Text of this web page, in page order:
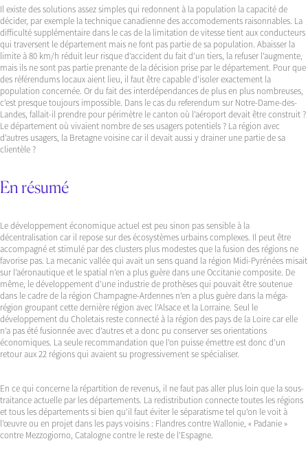
Il existe des solutions assez simples qui redonnent à la population la capacité de
décider, par exemple la technique canadienne des accomodements raisonnables. La
difficulté supplémentaire dans le cas de la limitation de vitesse tient aux conducteurs
qui traversent le département mais ne font pas partie de sa population. Abaisser la
limite à 80 km/h réduit leur risque d’accident du fait d’un tiers, la refuser l’augmente,
mais ils ne sont pas partie prenante de la décision prise par le département. Pour que
des référendums locaux aient lieu, il faut être capable d’isoler exactement la
population concernée. Or du fait des interdépendances de plus en plus nombreuses,
c’est presque toujours impossible. Dans le cas du referendum sur Notre-Dame-des-
Landes, fallait-il prendre pour périmètre le canton où l’aéroport devait être construit ?
Le département où vivaient nombre de ses usagers potentiels ? La région avec
d’autres usagers, la Bretagne voisine car il devait aussi y drainer une partie de sa
clientèle ?
En résumé
Le développement économique actuel est peu sinon pas sensible à la
décentralisation car il repose sur des écosystèmes urbains complexes. Il peut être
accompagné et stimulé par des clusters plus modestes que la fusion des régions ne
favorise pas. La mecanic vallée qui avait un sens quand la région Midi-Pyrénées misait
sur l’aéronautique et le spatial n’en a plus guère dans une Occitanie composite. De
même, le développement d’une industrie de prothèses qui pouvait être soutenue
dans le cadre de la région Champagne-Ardennes n’en a plus guère dans la méga-
région groupant cette dernière région avec l’Alsace et la Lorraine. Seul le
développement du Choletais reste connecté à la région des pays de la Loire car elle
n’a pas été fusionnée avec d’autres et a donc pu conserver ses orientations
économiques. La seule recommandation que l’on puisse émettre est donc d’un
retour aux 22 régions qui avaient su progressivement se spécialiser.
En ce qui concerne la répartition de revenus, il ne faut pas aller plus loin que la sous-
traitance actuelle par les départements. La redistribution connecte toutes les régions
et tous les départements si bien qu’il faut éviter le séparatisme tel qu’on le voit à
l’œuvre ou en projet dans les pays voisins : Flandres contre Wallonie, « Padanie »
contre Mezzogiorno, Catalogne contre le reste de l’Espagne.